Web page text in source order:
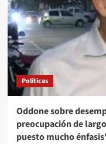
Políticas
Oddone sobre
preocupación de
puesto mucho